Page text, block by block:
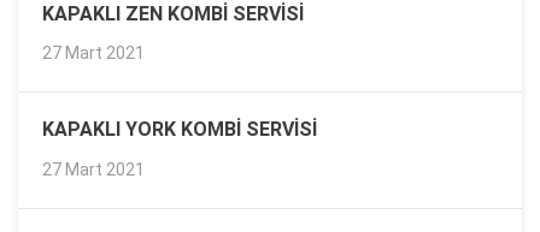
KAPAKLI ZEN KOMBI SERVISI
27 Mart 2021
KAPAKLI YORK KOMBI SERVISI
27 Mart 2021